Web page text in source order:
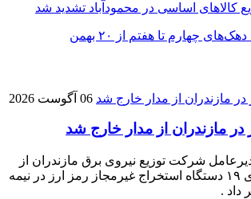
کالا‌های اساسی در محمودآباد تشدید شد
چهارم تا هفتم از ۲۰ بهمن
06 آگوست 2026
شرکت توزیع نیروی برق مازندران از
شناسایی و جمع‌آوری ۱۹ دستگاه استخراج غیرمجاز رمز ارز در نیمه
داد .